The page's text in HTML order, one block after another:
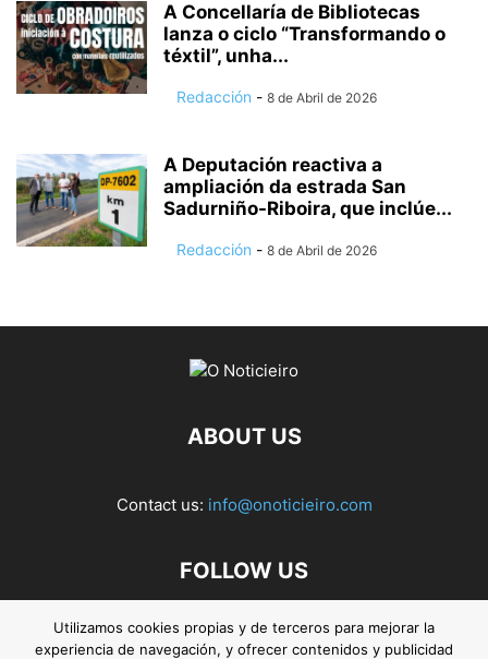
A Concellaría de Bibliotecas
lanza o ciclo “Transformando o
téxtil”, unha...
Redacción - 8 de Abril de 2026
A Deputación reactiva a
ampliación da estrada San
Sadurniño-Riboira, que inclúe...
Redacción - 8 de Abril de 2026
ABOUT US
Contact us: info@onoticieiro.com
FOLLOW US
Utilizamos cookies propias y de terceros para mejorar la
experiencia de navegación, y ofrecer contenidos y publicidad